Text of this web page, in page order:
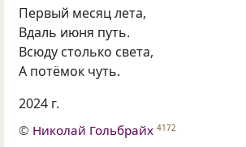
Первый месяц лета,
Вдаль июня путь.
Всюду столько света,
А потёмок чуть.
2024 г.
© Николай Гольбрайх 4172